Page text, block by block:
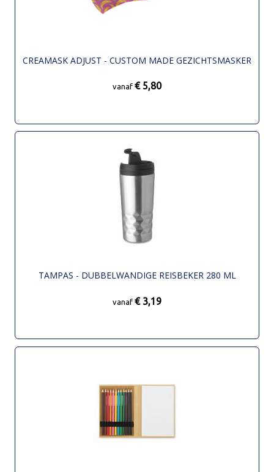
CREAMASK ADJUST - CUSTOM MADE GEZICHTSMASKER
vanaf € 5,80
TAMPAS - DUBBELWANDIGE REISBEKER 280 ML
vanaf € 3,19